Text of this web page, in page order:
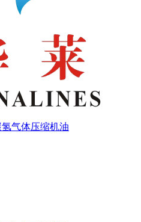
氢气体压缩机油